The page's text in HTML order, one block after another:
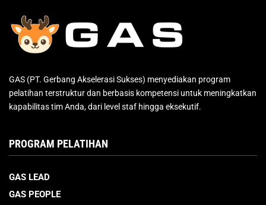
GAS (PT. Gerbang Akselerasi Sukses) menyediakan program
pelatihan terstruktur dan berbasis kompetensi untuk meningkatkan
kapabilitas tim Anda, dari level staf hingga eksekutif.
PROGRAM PELATIHAN
GAS LEAD
GAS PEOPLE